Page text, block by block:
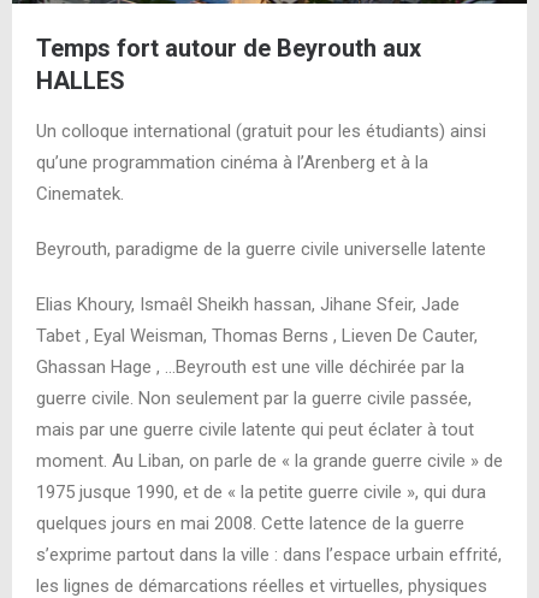
Temps fort autour de Beyrouth aux
HALLES
Un colloque international (gratuit pour les étudiants) ainsi
qu’une programmation cinéma à l’Arenberg et à la
Cinematek.
Beyrouth, paradigme de la guerre civile universelle latente
Elias Khoury, Ismaêl Sheikh hassan, Jihane Sfeir, Jade
Tabet , Eyal Weisman, Thomas Berns , Lieven De Cauter,
Ghassan Hage , …Beyrouth est une ville déchirée par la
guerre civile. Non seulement par la guerre civile passée,
mais par une guerre civile latente qui peut éclater à tout
moment. Au Liban, on parle de « la grande guerre civile » de
1975 jusque 1990, et de « la petite guerre civile », qui dura
quelques jours en mai 2008. Cette latence de la guerre
s’exprime partout dans la ville : dans l’espace urbain effrité,
les lignes de démarcations réelles et virtuelles, physiques